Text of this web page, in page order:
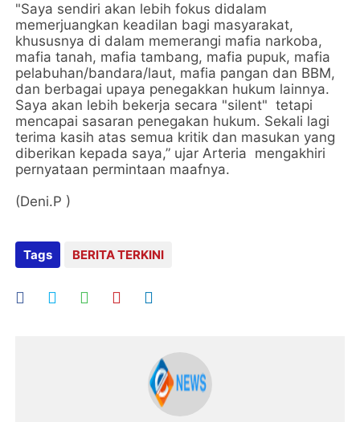
"Saya sendiri akan lebih fokus didalam
memerjuangkan keadilan bagi masyarakat,
khususnya di dalam memerangi mafia narkoba,
mafia tanah, mafia tambang, mafia pupuk, mafia
pelabuhan/bandara/laut, mafia pangan dan BBM,
dan berbagai upaya penegakkan hukum lainnya.
Saya akan lebih bekerja secara "silent" tetapi
mencapai sasaran penegakan hukum. Sekali lagi
terima kasih atas semua kritik dan masukan yang
diberikan kepada saya,” ujar Arteria mengakhiri
pernyataan permintaan maafnya.
(Deni.P )
Tags BERITA TERKINI